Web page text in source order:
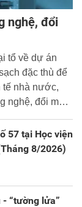
nghệ, đổi
tổ về dự án
đặc thù để
tế nhà nước,
nghệ, đổi mới
57 tại Học viện
8/2026)
“tường lửa”